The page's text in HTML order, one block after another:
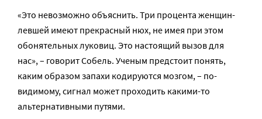
«Это невозможно объяснить. Три процента женщин-
левшей имеют прекрасный нюх, не имея при этом
обонятельных луковиц. Это настоящий вызов для
нас», – говорит Собель. Ученым предстоит понять,
каким образом запахи кодируются мозгом, – по-
видимому, сигнал может проходить какими-то
альтернативными путями.